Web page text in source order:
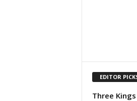
EDITOR
Three